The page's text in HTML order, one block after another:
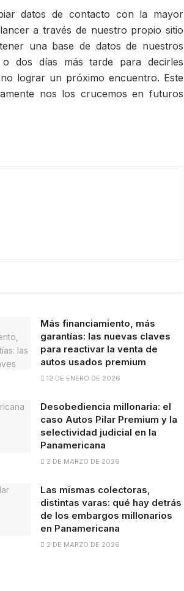
datos de contacto con la mayor
a través de nuestro propio sitio
una base de datos de nuestros
dos días más tarde para decirles
lograr un próximo encuentro. Este
nos los crucemos en futuros
Más financiamiento, más
garantías: las nuevas claves
para reactivar la venta de
autos usados premium
12 DE ENERO DE 2026
Desobediencia millonaria: el
caso Autos Pilar Premium y la
selectividad judicial en la
Panamericana
2 DE MARZO DE 2026
Las mismas colectoras,
distintas varas: qué hay detrás
de los embargos millonarios
en Panamericana
2 DE MARZO DE 2026